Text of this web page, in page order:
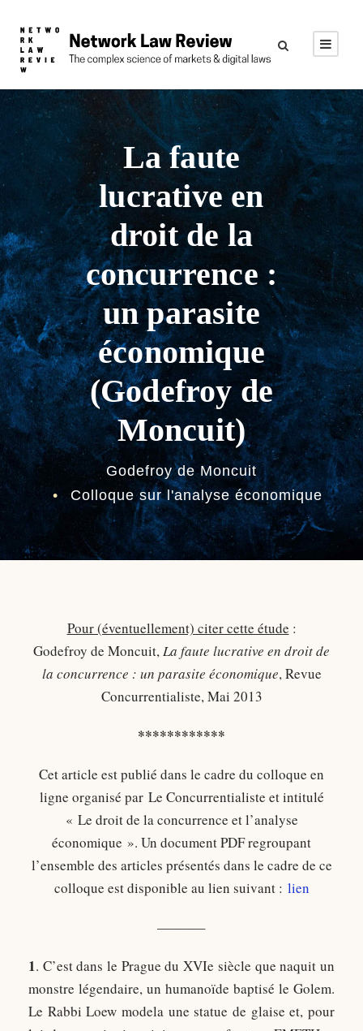
La faute
lucrative en
droit de la
concurrence :
un parasite
économique
(Godefroy de
Moncuit)
Godefroy de Moncuit
•
Colloque sur l'analyse économique
Pour (éventuellement) citer cette étude :
Godefroy de Moncuit,La faute lucrative en droit de
la concurrence : un parasite économique, Revue
Concurrentialiste, Mai 2013
************
Cet article est publié dans le cadre du colloque en
ligne organisé par Le Concurrentialiste et intitulé
« Le droit de la concurrence et l’analyse
économique ». Un document PDF regroupant
l’ensemble des articles présentés dans le cadre de ce
colloque est disponible au lien suivant : lien
———–
1. C’est dans le Prague du XVIe siècle que naquit un
monstre légendaire, un humanoïde baptisé le Golem.
Le Rabbi Loew modela une statue de glaise et, pour